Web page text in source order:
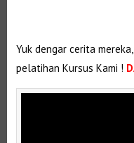
Yuk dengar cerita
pelatihan Kursus Kami !